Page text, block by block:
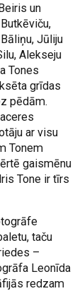
un
Jūliju
Alekseju
Tones
grīdas
pēdām.
ar visu
Tonem
gaismēnu
Tone ir tīrs
taču
–
Leonīda
redzam